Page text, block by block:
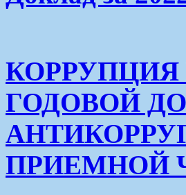
ГОДОВОЙ
ПРИЕМНОЙ